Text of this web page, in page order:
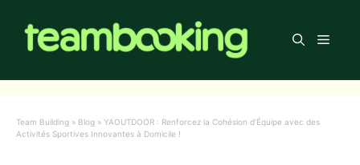
contenu
Menu
Team Building » Blog » YAOUTDOOR : Renforcez la Cohésion d’Équipe avec des
Activités Sportives Innovantes à Domicile !